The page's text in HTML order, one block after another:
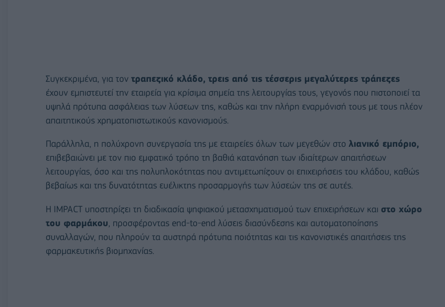
Συγκεκριμένα, για τον τραπεζικό κλάδο, τρεις από τις τέσσερις μεγαλύτερες τράπεζες
έχουν εμπιστευτεί την εταιρεία για κρίσιμα σημεία της λειτουργίας τους, γεγονός που πιστοποιεί τα
υψηλά πρότυπα ασφάλειας των λύσεων της, καθώς και την πλήρη εναρμόνισή τους με τους πλέον
απαιτητικούς χρηματοπιστωτικούς κανονισμούς.
Παράλληλα, η πολύχρονη συνεργασία της με εταιρείες όλων των μεγεθών στο λιανικό εμπόριο,
επιβεβαιώνει με τον πιο εμφατικό τρόπο τη βαθιά κατανόηση των ιδιαίτερων απαιτήσεων
λειτουργίας, όσο και της πολυπλοκότητας που αντιμετωπίζουν οι επιχειρήσεις του κλάδου, καθώς
βεβαίως και της δυνατότητας ευέλικτης προσαρμογής των λύσεών της σε αυτές.
Η IMPACT υποστηρίζει τη διαδικασία ψηφιακού μετασχηματισμού των επιχειρήσεων και στο χώρο
του φαρμάκου , προσφέροντας end-to-end λύσεις διασύνδεσης και αυτοματοποίησης
συναλλαγών, που πληρούν τα αυστηρά πρότυπα ποιότητας και τις κανονιστικές απαιτήσεις της
φαρμακευτικής βιομηχανίας.